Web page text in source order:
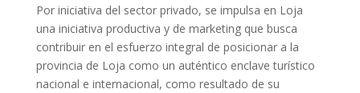
Por iniciativa del sector privado, se impulsa en Loja
una iniciativa productiva y de marketing que busca
contribuir en el esfuerzo integral de posicionar a la
provincia de Loja como un auténtico enclave turístico
nacional e internacional, como resultado de su